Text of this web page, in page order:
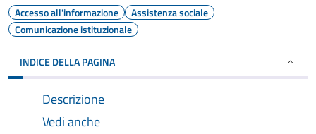
Accesso all'informazione
Assistenza sociale
Comunicazione istituzionale
INDICE DELLA PAGINA
Descrizione
Vedi anche